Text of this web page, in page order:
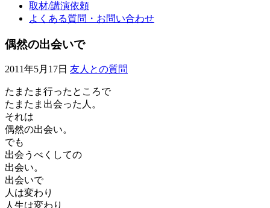
取材/講演依頼
よくある質問・お問い合わせ
偶然の出会いで
2011年5月17日 友人との質問
たまたま行ったところで
たまたま出会った人。
それは
偶然の出会い。
でも
出会うべくしての
出会い。
出会いで
人は変わり
人生は変わり